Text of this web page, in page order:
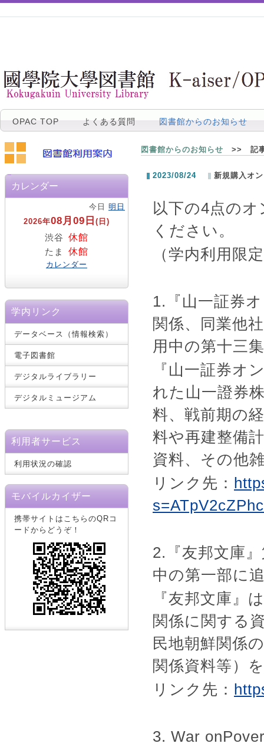
OPAC TOP よくある質問 図書館からのお知らせ
カレンダー
今日 明日
2026年08月09日 (日)
渋谷 休館
たま 休館
カレンダー
学内リンク
データベース（情報検索）
電子図書館
デジタルライブラリー
デジタルミュージアム
利用者サービス
利用状況の確認
モバイルカイザー
携帯サイトはこちらのQRコ
ードからどうぞ！
図書館からのお知らせ >> 記
2023/08/24 新規購入オ
以下の4点の
ください。
（学内利用限
1.『山一証券
関係、同業他
用中の第十三
『山一証券オ
れた山一證券
料、戦前期の
料や再建整備
資料、その他
リンク先：
2.『友邦文庫
中の第一部に
『友邦文庫』
関係に関する
民地朝鮮関係
関係資料等）
リンク先：
3. War